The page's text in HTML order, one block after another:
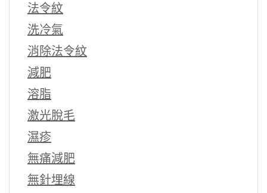
法令紋
洗冷氣
消除法令紋
減肥
溶脂
激光脫毛
濕疹
無痛減肥
無針埋線